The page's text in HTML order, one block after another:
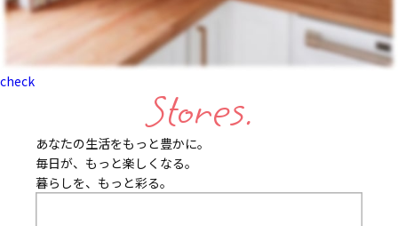
check
Stores.
あなたの生活をもっと豊かに。
毎日が、もっと楽しくなる。
暮らしを、もっと彩る。